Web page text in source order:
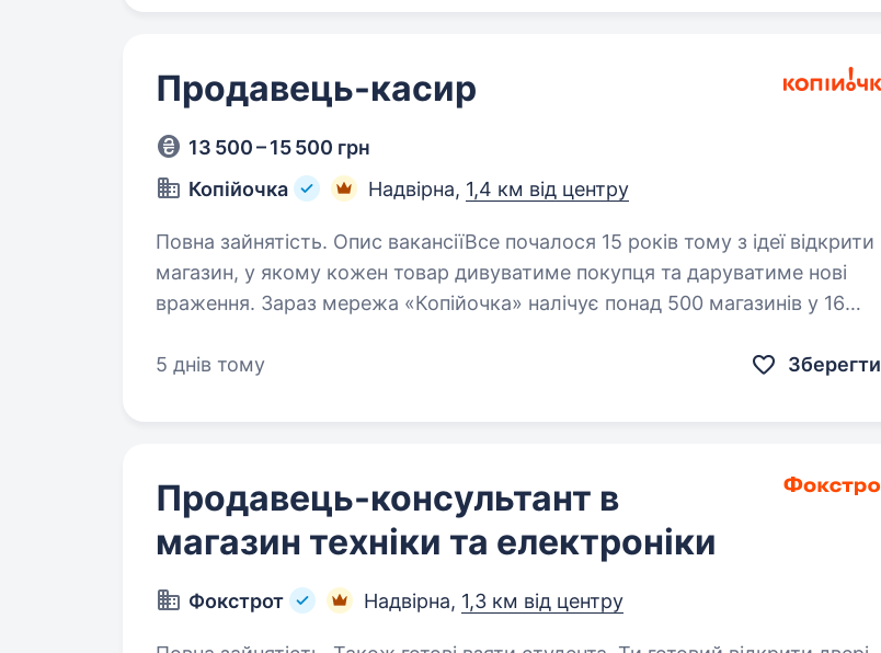
Продавець-касир
13 500 – 15 500 грн
Копійочка
Надвірна, 1,4 км від центру
Повна зайнятість. Опис вакансіїВсе почалося 15 років тому з ідеї відкрити
магазин, у якому кожен товар дивуватиме покупця та даруватиме нові
враження. Зараз мережа «Копійочка» налічує понад 500 магазинів у 16
5 днів тому
Зберегти
Продавець-консультант в
магазин техніки та електроніки
Фокстрот Надвірна, 1,3 км від центру